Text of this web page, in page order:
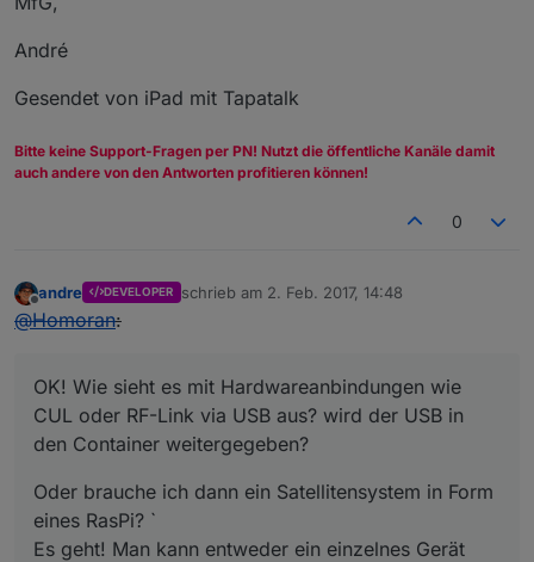
André
Gesendet von iPad mit Tapatalk
Bitte keine Support-Fragen per PN! Nutzt die öffentliche Kanäle damit
auch andere von den Antworten profitieren können!
0
Offline
andre DEVELOPER schrieb am 2. Feb. 2017, 14:48
zuletzt editiert von
@Homoran:
OK! Wie sieht es mit Hardwareanbindungen wie
CUL oder RF-Link via USB aus? wird der USB in
den Container weitergegeben?
Oder brauche ich dann ein Satellitensystem in Form
eines RasPi? `
Es geht! Man kann entweder ein einzelnes Gerät